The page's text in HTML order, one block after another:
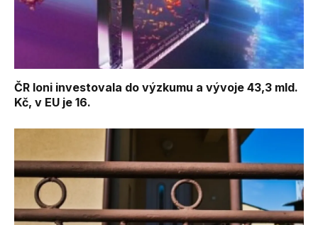
ČR loni investovala do výzkumu a vývoje 43,3 mld.
Kč, v EU je 16.